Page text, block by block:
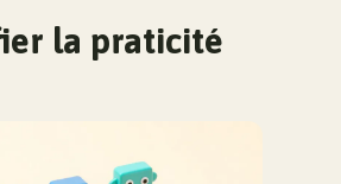
la praticité